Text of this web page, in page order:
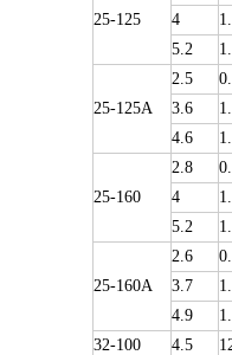
25-125
4
5.2
25-125A
2.5
3.6
4.6
25-160
2.8
4
5.2
25-160A
2.6
3.7
4.9
32-100
4.5